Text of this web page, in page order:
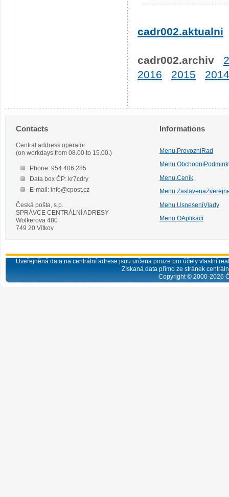
cadr002.aktualni
cadr002.archiv
2016
2015 2014
Contacts
Central address operator
(on workdays from 08.00 to 15.00.)
Phone: 954 406 285
Data box ČP: kr7cdry
E-mail: info@cpost.cz
Česká pošta, s.p.
SPRÁVCE CENTRÁLNÍ ADRESY
Wolkerova 480
749 20 Vítkov
Informations
Menu.ProvozniRad
Menu.Cenik
Menu.UsneseniVlady
Menu.OAplikaci
Uveřejněná data na centrální adrese jsou určena pouze pro účely vlastní
Získaná data přímo ze stránek
Copyright © 2000-2026